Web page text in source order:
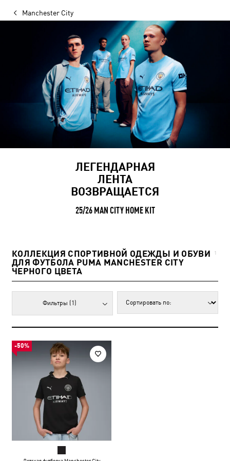
Manchester City
ЛЕГЕНДАРНАЯ
ЛЕНТА
ВОЗВРАЩАЕТСЯ
25/26 MAN CITY HOME KIT
КОЛЛЕКЦИЯ СПОРТИВНОЙ ОДЕЖДЫ И ОБУВИ
ДЛЯ ФУТБОЛА PUMA MANCHESTER CITY
ЧЕРНОГО ЦВЕТА
1
Фильтры (1)
-50%